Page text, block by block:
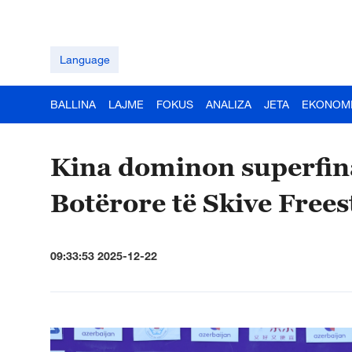
Language
BALLINA LAJME FOKUS ANALIZA JETA
Kina dominon
Botërore të Skive
09:33:53 2025-12-22